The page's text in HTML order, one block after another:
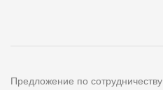
Предложение по сотрудничеству